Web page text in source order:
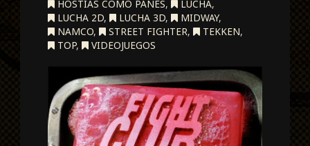
HOSTIAS COMO PANES, LUCHA,
LUCHA 2D, LUCHA 3D, MIDWAY,
NAMCO, STREET FIGHTER, TEKKEN,
TOP, VIDEOJUEGOS